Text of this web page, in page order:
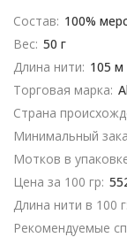
Состав: 100%
Вес: 50 г
Длина нити: 105 м
Торговая марка:
Страна
Минимальный
Мотков в
Цена за 100 гр:
Длина нити в 100 г:
Рекомендуемые